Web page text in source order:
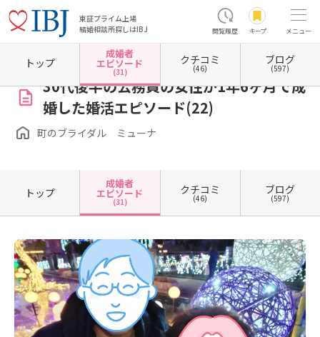
東証プライム上場
結婚相談所探しはIBJ
閲覧履歴 キープ メニュー
ホーム 大阪府の結婚相談所 大阪府羽曳野市 町のブライダル ミューナ 成婚者エピ
30代後半の公務員の女性が1年6ヶ月で成
婚した婚活エピソード(22)
町のブライダル ミューナ
トップ
成婚者
エピソード
(31)
クチコミ
(46)
ブログ
(597)
トップ
成婚者
エピソード
(31)
クチコミ
(46)
ブログ
(597)